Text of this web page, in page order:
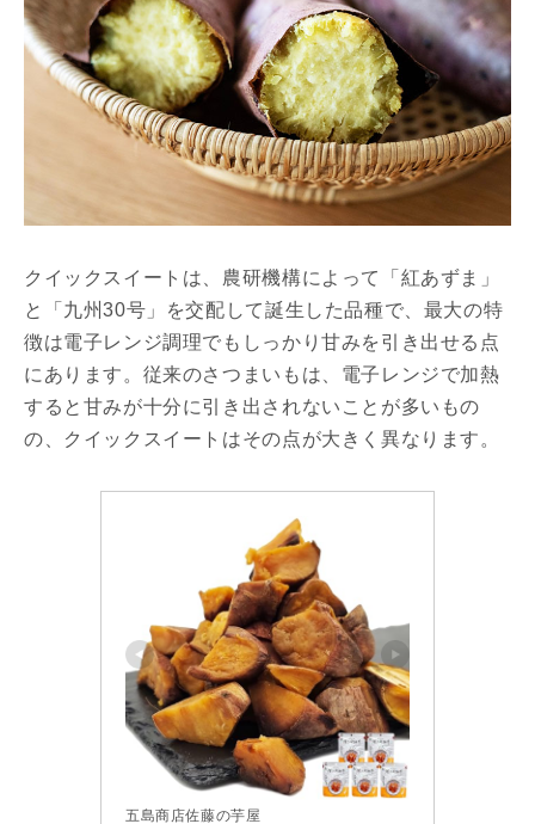
クイックスイートは、農研機構によって「紅あずま」
と「九州30号」を交配して誕生した品種で、最大の特
徴は電子レンジ調理でもしっかり甘みを引き出せる点
にあります。従来のさつまいもは、電子レンジで加熱
すると甘みが十分に引き出されないことが多いもの
の、クイックスイートはその点が大きく異なります。
五島商店佐藤の芋屋